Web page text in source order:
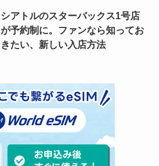
シアトルのスターバックス1号店
が予約制に。ファンなら知ってお
きたい、新しい入店方法